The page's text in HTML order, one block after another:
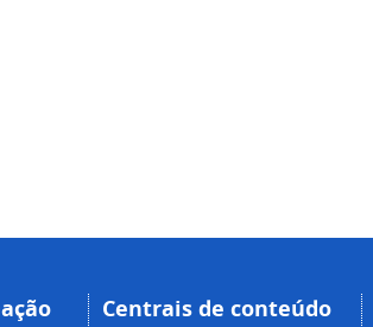
Centrais de conteúdo